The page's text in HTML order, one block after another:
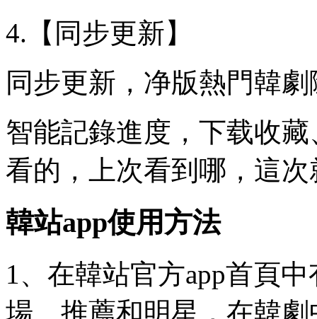
4.【同步更新】
同步更新，净版熱門韓
智能記錄進度，下载收
看的，上次看到哪，這
韓站app使用方法
1、在韓站官方app首頁
場、推薦和明星，在韓